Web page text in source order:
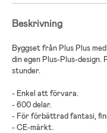
Beskrivning
Byggset från Plus Plus
din egen Plus-Plus-
stunder.
- Enkel att förvara.
- 600 delar.
- För förbättrad fantasi,
- CE-märkt.